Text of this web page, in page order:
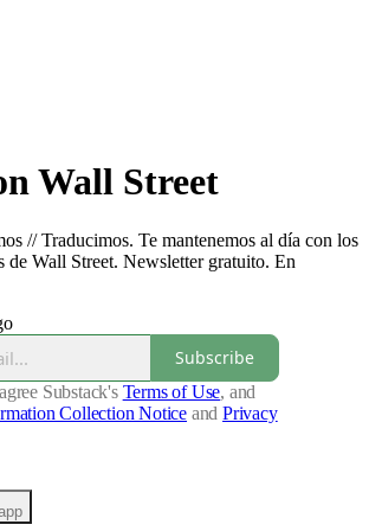
Wall Street
// Traducimos. Te mantenemos al día con los
de Wall Street. Newsletter gratuito. En
Subscribe
Substack's Terms of Use, and
Collection Notice and Privacy